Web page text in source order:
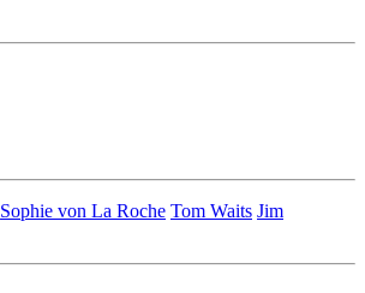
Sophie von La Roche Tom Waits Jim